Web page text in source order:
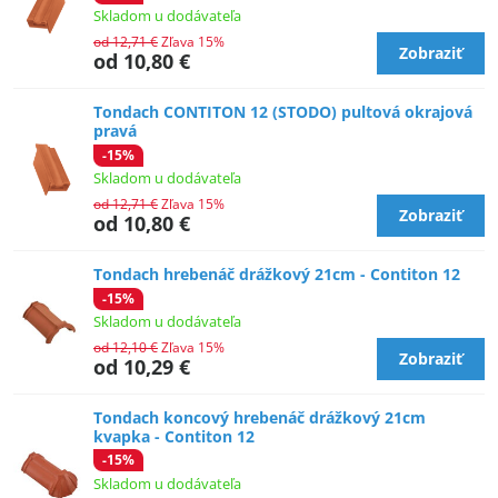
Skladom u dodávateľa
od 10,80 €
od 12,71 €Zľava 15%
Zobraziť
Tondach CONTITON 12 (STODO) pultová okrajová
pravá
-15%
Skladom u dodávateľa
od 10,80 €
od 12,71 €Zľava 15%
Zobraziť
Tondach hrebenáč drážkový 21cm - Contiton 12
-15%
Skladom u dodávateľa
od 10,29 €
od 12,10 €Zľava 15%
Zobraziť
Tondach koncový hrebenáč drážkový 21cm
kvapka - Contiton 12
-15%
Skladom u dodávateľa